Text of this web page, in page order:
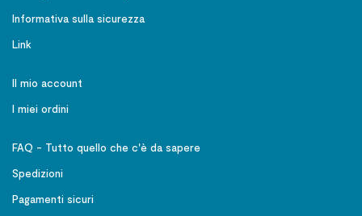
Informativa sulla sicurezza
Link
Il mio account
I miei ordini
FAQ - Tutto quello che c'è da sapere
Spedizioni
Pagamenti sicuri